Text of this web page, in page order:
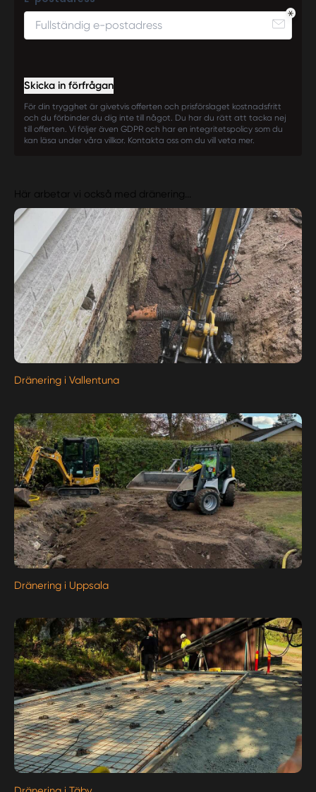
Skicka in förfrågan
För din trygghet är givetvis offerten och prisförslaget kostnadsfritt
och du förbinder du dig inte till något. Du har du rätt att tacka nej
till offerten. Vi följer även GDPR och har en integritetspolicy som du
kan läsa under våra villkor. Kontakta oss om du vill veta mer.
Här arbetar vi också med dränering...
Dränering i Vallentuna
Dränering i Uppsala